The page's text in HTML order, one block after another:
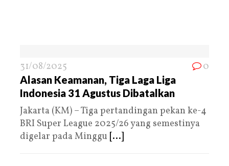
31/08/2025 0
Alasan Keamanan, Tiga Laga Liga
Indonesia 31 Agustus Dibatalkan
Jakarta (KM) – Tiga pertandingan pekan ke-4
BRI Super League 2025/26 yang semestinya
digelar pada Minggu [...]